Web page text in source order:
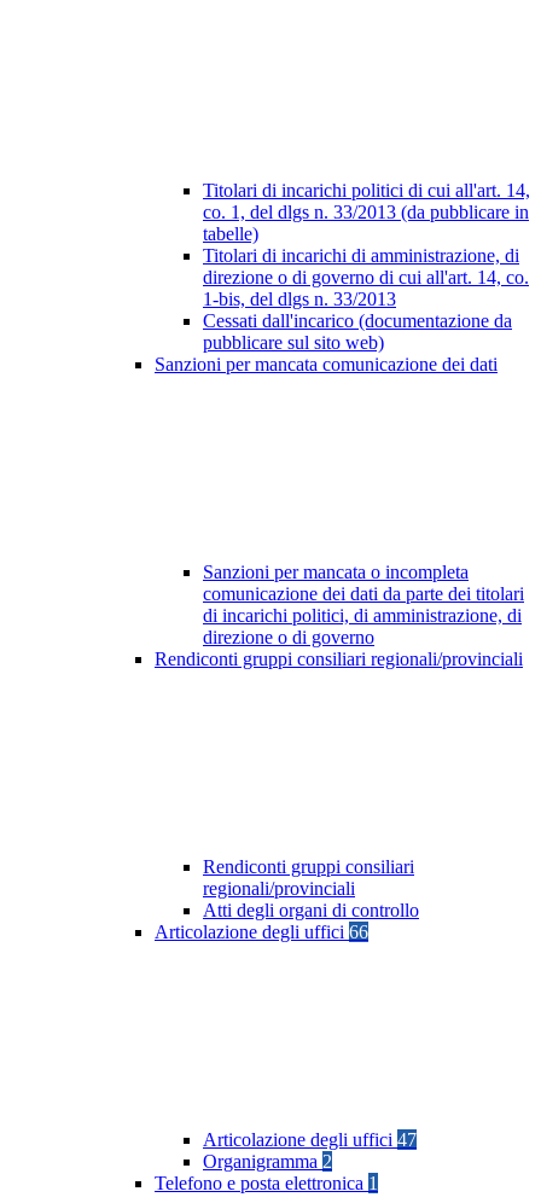
Titolari di incarichi politici di cui all'art. 14,
co. 1, del dlgs n. 33/2013 (da pubblicare in
tabelle)
Titolari di incarichi di amministrazione, di
direzione o di governo di cui all'art. 14, co.
1-bis, del dlgs n. 33/2013
Cessati dall'incarico (documentazione da
pubblicare sul sito web)
Sanzioni per mancata comunicazione dei dati
Sanzioni per mancata o incompleta
comunicazione dei dati da parte dei titolari
di incarichi politici, di amministrazione, di
direzione o di governo
Rendiconti gruppi consiliari regionali/provinciali
Rendiconti gruppi consiliari
regionali/provinciali
Atti degli organi di controllo
Articolazione degli uffici 66
Articolazione degli uffici 47
Organigramma 2
Telefono e posta elettronica 1